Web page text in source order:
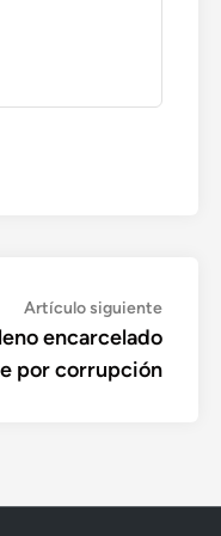
Artículo siguienteArtículo
encarcelado
por corrupción